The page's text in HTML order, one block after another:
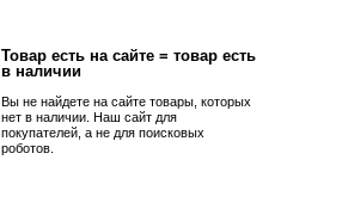
Товар есть на сайте = товар есть
в наличии
Вы не найдете на сайте товары, которых
нет в наличии. Наш сайт для
покупателей, а не для поисковых
роботов.